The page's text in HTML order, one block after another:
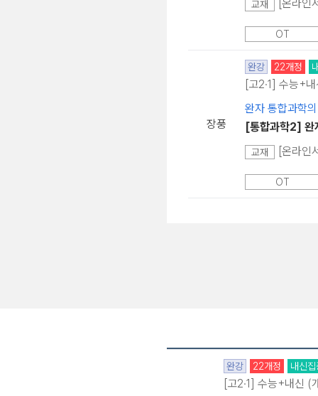
교재 [온라
OT
장풍
완강 22개정
[고2·1] 수능+
완자 통합과학
[통합과학2] 완
교재 [온라인
OT
완강 22개정 내신집
[고2·1] 수능+내신 (